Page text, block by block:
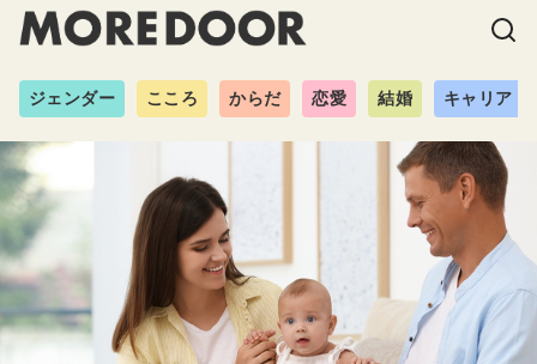
ジェンダー こころ からだ 恋愛 結婚 キャリア